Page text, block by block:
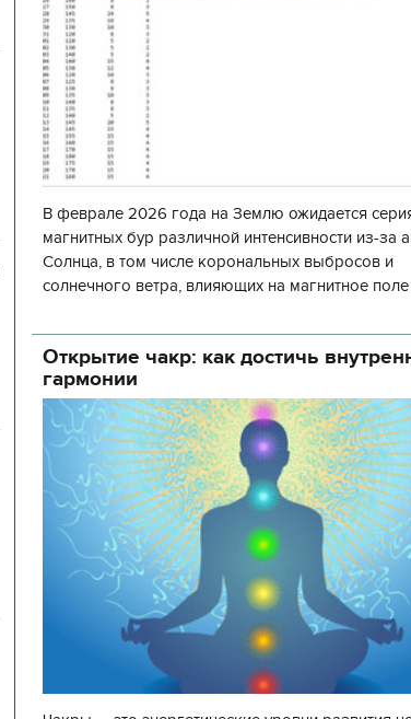
В феврале 2026 года на Землю ожидается
магнитных бур различной интенсивности из-за
Солнца, в том числе корональных выбросов и
солнечного ветра, влияющих на магнитное поле
об
Открытие чакр: как достичь
гармонии